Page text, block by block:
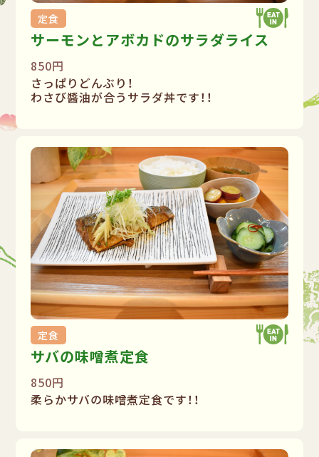
定食
サーモンとアボカドのサラダライス
850円
さっぱりどんぶり！
わさび醬油が合うサラダ丼です！！
定食
サバの味噌煮定食
850円
柔らかサバの味噌煮定食です！！